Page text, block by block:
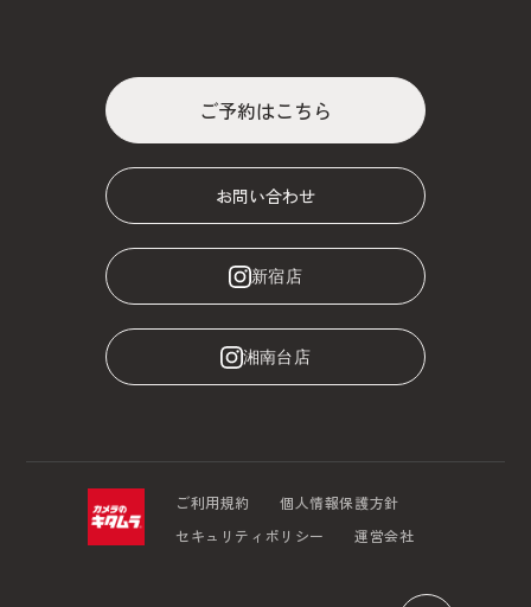
ご予約はこちら
お問い合わせ
新宿店
湘南台店
ご利用規約
個人情報保護方針
セキュリティポリシー
運営会社